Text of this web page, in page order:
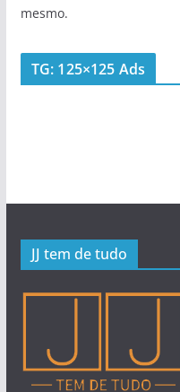
mesmo.
TG: 125×125 Ads
JJ tem de tudo